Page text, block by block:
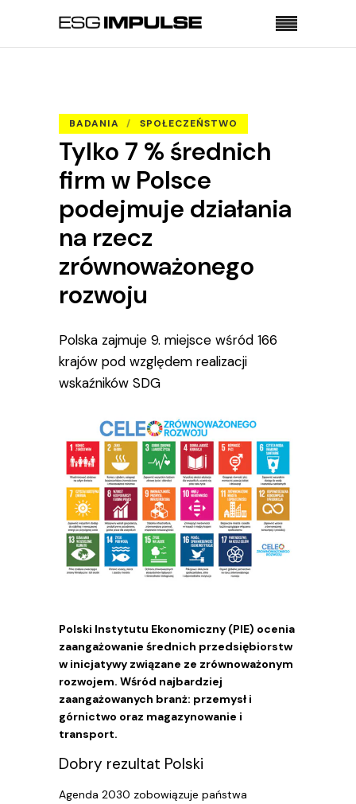
BADANIA SPOŁECZEŃSTWO
Tylko 7 % średnich
firm w Polsce
podejmuje działania
na rzecz
zrównoważonego
rozwoju
Polska zajmuje 9. miejsce wśród 166
krajów pod względem realizacji
wskaźników SDG
Polski Instytutu Ekonomiczny (PIE) ocenia
zaangażowanie średnich przedsiębiorstw
w inicjatywy związane ze zrównoważonym
rozwojem. Wśród najbardziej
zaangażowanych branż: przemysł i
górnictwo oraz magazynowanie i
transport.
Dobry rezultat Polski
Agenda 2030 zobowiązuje państwa